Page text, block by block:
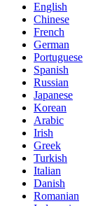
English
Chinese
French
German
Portuguese
Spanish
Russian
Japanese
Korean
Arabic
Irish
Greek
Turkish
Italian
Danish
Romanian